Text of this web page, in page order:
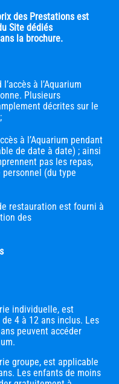
des Prestations est
Site dédiés
la brochure.
à l’Aquarium
Plusieurs
décrites sur le
à l’Aquarium pendant
de date à date) ; ainsi
pas les repas,
(du type
restauration est fourni à
des
individuelle, est
4 à 12 ans inclus. Les
peuvent accéder
groupe, est applicable
Les enfants de moins